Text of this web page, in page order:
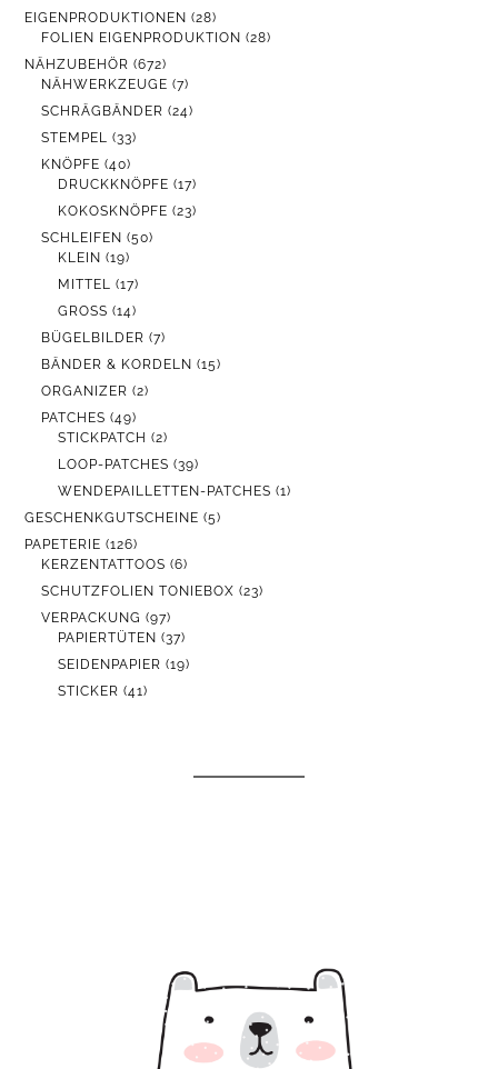
PRODUKTE
EIGENPRODUKTIONEN 2828
PRODUKTE
FOLIEN EIGENPRODUKTION 2828
NÄHZUBEHÖR 672672
PRODUKTE
NÄHWERKZEUGE 77
PRODUKTE
SCHRÄGBÄNDER 2424
STEMPEL 3333
KNÖPFE 4040
PRODUKTE
DRUCKKNÖPFE 1717
PRODUKTE
KOKOSKNÖPFE 2323
SCHLEIFEN 5050
KLEIN 1919
PRODUKTE
MITTEL 1717
PRODUKTE
GROSS 1414
PRODUKTE
BÜGELBILDER 77
PRODUKTE
BÄNDER & KORDELN 1515
ORGANIZER 22
PATCHES 4949
PRODUKTE
STICKPATCH 22
PRODUKTE
LOOP-PATCHES 3939
PRODUKTE
WENDEPAILLETTEN-PATCHES 11
GESCHENKGUTSCHEINE 55
PAPETERIE 126126
PRODUKTE
KERZENTATTOOS 66
PRODUKTE
SCHUTZFOLIEN TONIEBOX 2323
VERPACKUNG 9797
PRODUKTE
PAPIERTÜTEN 3737
PRODUKTE
SEIDENPAPIER 1919
STICKER 4141